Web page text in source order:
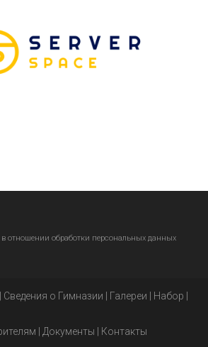
в отношении обработки персональных данных
Сведения о Гимназии Галереи Набор
Документы Контакты